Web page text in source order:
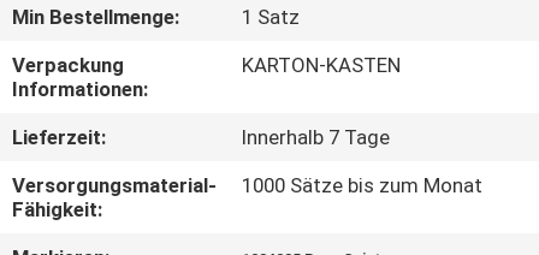
QUALITÄTSKONTROLLE
TRETEN
SIE
MIT
Min Bestellmenge:
1 Satz
Verpackung
Informationen:
KARTON-KASTEN
Lieferzeit:
Innerhalb 7 Tage
Versorgungsmaterial-
Fähigkeit:
1000 Sätze bis zum Monat